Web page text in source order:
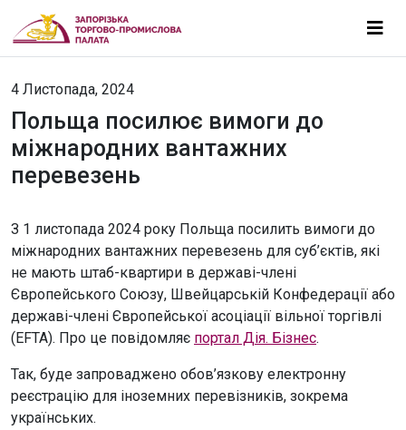
4 Листопада, 2024
Польща посилює вимоги до
міжнародних вантажних
перевезень
З 1 листопада 2024 року Польща посилить вимоги до
міжнародних вантажних перевезень для суб’єктів, які
не мають штаб-квартири в державі-члені
Європейського Союзу, Швейцарській Конфедерації або
державі-члені Європейської асоціації вільної торгівлі
(EFTA). Про це повідомляє портал Дія. Бізнес.
Так, буде запроваджено обов’язкову електронну
реєстрацію для іноземних перевізників, зокрема
українських.